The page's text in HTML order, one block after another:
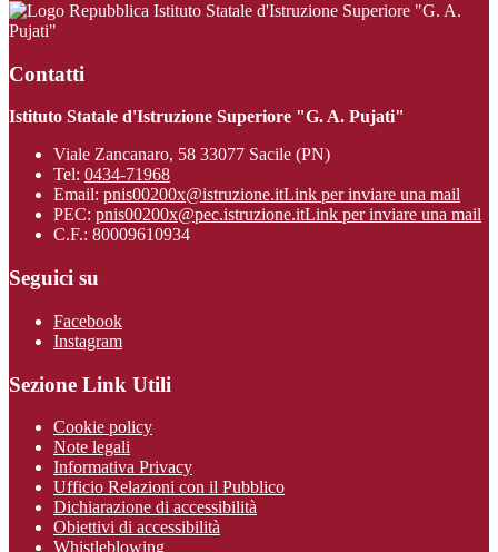
Istituto Statale d'Istruzione Superiore "G. A.
Pujati"
Contatti
Istituto Statale d'Istruzione Superiore "G. A. Pujati"
Viale Zancanaro, 58 33077 Sacile (PN)
Tel: 0434-71968
Email: pnis00200x@istruzione.itLink per inviare una mail
PEC: pnis00200x@pec.istruzione.itLink per inviare una mail
C.F.: 80009610934
Seguici su
Facebook
Instagram
Sezione Link Utili
Cookie policy
Note legali
Informativa Privacy
Ufficio Relazioni con il Pubblico
Dichiarazione di accessibilità
Obiettivi di accessibilità
Whistleblowing